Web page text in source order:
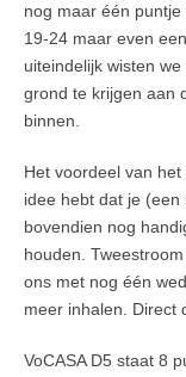
nog maar één
19-24 maar even
uiteindelijk wisten
grond te krijgen aan
binnen.
Het voordeel van
idee hebt dat je
bovendien nog
houden.
ons met nog één
meer inhalen. Direct
VoCASA D5 staat 8